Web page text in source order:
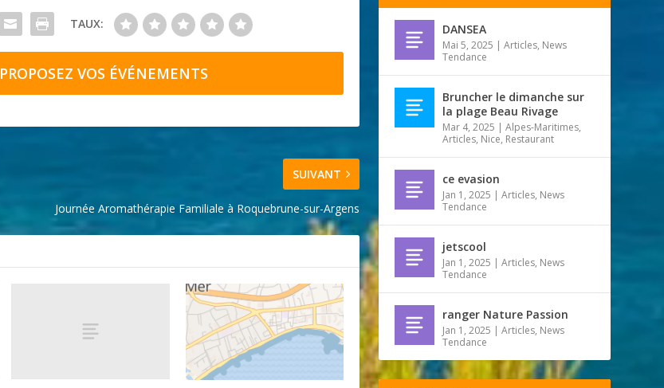
TAUX:
PROPOSEZ VOS ÉVÉNEMENTS
SUIVANT
Journée Aromathérapie Familiale à Roquebrune-sur-Argens
DANSEA
Mai 5, 2025 |Articles, News
Tendance
Bruncher le dimanche sur
la plage Beau Rivage
Mar 4, 2025 |Alpes-Maritimes,
Articles, Nice, Restaurant
ce evasion
Jan 1, 2025 |Articles, News
Tendance
jetscool
Jan 1, 2025 |Articles, News
Tendance
ranger Nature Passion
Jan 1, 2025 |Articles, News
Tendance